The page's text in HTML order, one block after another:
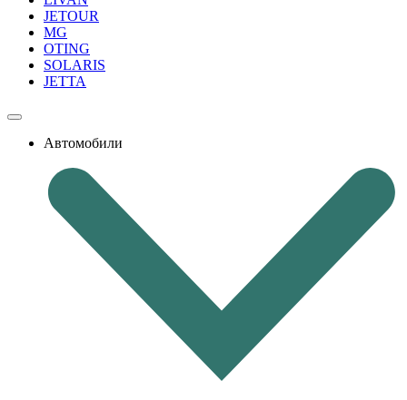
JETOUR
MG
OTING
SOLARIS
JETTA
Автомобили